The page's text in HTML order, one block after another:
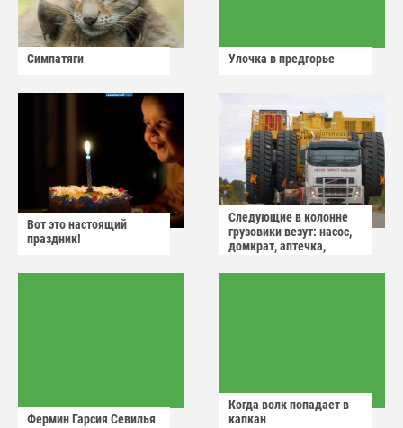
Симпатяги Улочка в предгорье
Вот это настоящий
праздник!
Следующие в колонне
грузовики везут: насос,
домкрат, аптечка,
Фермин Гарсия Севилья
Когда волк попадает в
капкан